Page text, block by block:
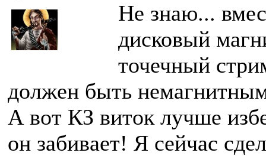
Не знаю...
дисковый
точечный
должен быть
А вот КЗ виток лучше
он забивает! Я сейчас